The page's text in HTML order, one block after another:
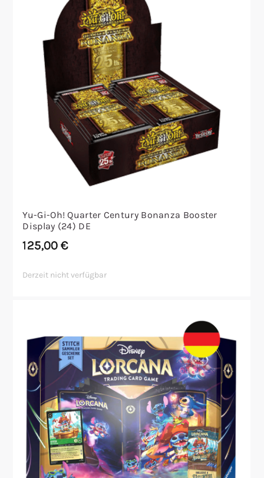
Yu-Gi-Oh! Quarter Century Bonanza Booster
Display (24) DE
125,00€
Derzeit nicht verfügbar